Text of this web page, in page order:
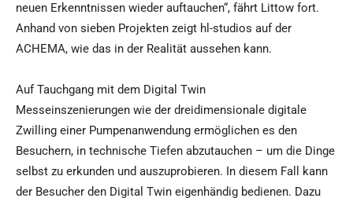
neuen Erkenntnissen wieder auftauchen“, fährt Littow fort.
Anhand von sieben Projekten zeigt hl-studios auf der
ACHEMA, wie das in der Realität aussehen kann.
Auf Tauchgang mit dem Digital Twin
Messeinszenierungen wie der dreidimensionale digitale
Zwilling einer Pumpenanwendung ermöglichen es den
Besuchern, in technische Tiefen abzutauchen – um die Dinge
selbst zu erkunden und auszuprobieren. In diesem Fall kann
der Besucher den Digital Twin eigenhändig bedienen. Dazu